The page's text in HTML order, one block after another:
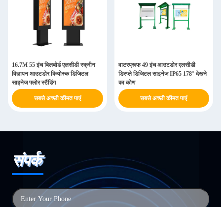
16.7M 55 इंच बिलबोर्ड एलसीडी स्क्रीन
विज्ञापन आउटडोर कियोस्क डिजिटल
साइनेज फ्लोर स्टैंडिंग
सबसे अच्छी कीमत पाएं
वाटरप्रूफ 49 इंच आउटडोर एलसीडी
डिस्प्ले डिजिटल साइनेज IP65 178° देखने
का कोण
सबसे अच्छी कीमत पाएं
संपर्क